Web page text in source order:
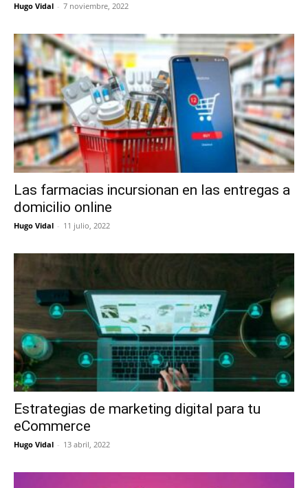
Hugo Vidal - 7 noviembre, 2022
Las farmacias incursionan en las entregas a
domicilio online
Hugo Vidal - 11 julio, 2022
Estrategias de marketing digital para tu
eCommerce
Hugo Vidal - 13 abril, 2022